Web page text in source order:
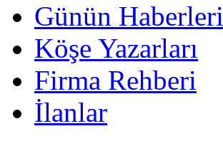
Günün Haberleri
Köşe Yazarları
Firma Rehberi
İlanlar